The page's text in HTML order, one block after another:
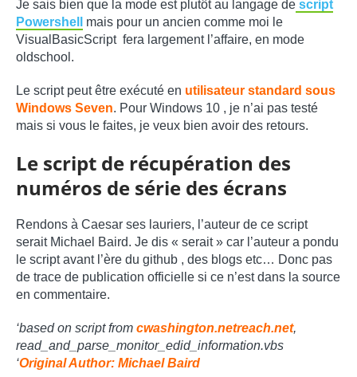
Je sais bien que la mode est plutôt au langage de script
Powershell
mais pour un ancien comme moi le
VisualBasicScript fera largement l’affaire, en mode
oldschool.
Le script peut être exécuté en utilisateur standard sous
Windows Seven. Pour Windows 10 , je n’ai pas testé
mais si vous le faites, je veux bien avoir des retours.
Le script de récupération des
numéros de série des écrans
Rendons à Caesar ses lauriers, l’auteur de ce script
serait Michael Baird. Je dis « serait » car l’auteur a pondu
le script avant l’ère du github , des blogs etc… Donc pas
de trace de publication officielle si ce n’est dans la source
en commentaire.
‘based on script from cwashington.netreach.net,
read_and_parse_monitor_edid_information.vbs
‘Original Author: Michael Baird